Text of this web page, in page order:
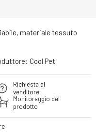
materiale tessuto
Cool Pet
Richiesta al
venditore
Monitoraggio del
prodotto